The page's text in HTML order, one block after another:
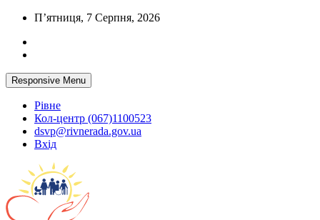
Skip
content
П’ятниця, 7 Серпня, 2026
Responsive Menu
Рівне
Кол-центр (067)1100523
dsvp@rivnerada.gov.ua
Вхід